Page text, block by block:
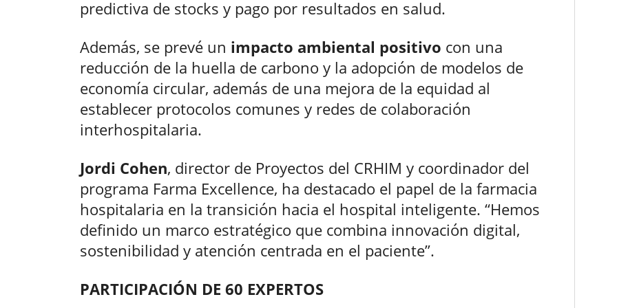
predictiva de stocks y pago por resultados en salud.
Además, se prevé un impacto ambiental positivo con una
reducción de la huella de carbono y la adopción de modelos de
economía circular, además de una mejora de la equidad al
establecer protocolos comunes y redes de colaboración
interhospitalaria.
Jordi Cohen, director de Proyectos del CRHIM y coordinador del
programa Farma Excellence, ha destacado el papel de la farmacia
hospitalaria en la transición hacia el hospital inteligente. “Hemos
definido un marco estratégico que combina innovación digital,
sostenibilidad y atención centrada en el paciente”.
PARTICIPACIÓN DE 60 EXPERTOS